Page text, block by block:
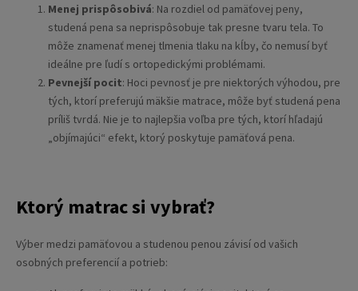
Menej prispôsobivá: Na rozdiel od pamäťovej peny,
studená pena sa neprispôsobuje tak presne tvaru tela. To
môže znamenať menej tlmenia tlaku na kĺby, čo nemusí byť
ideálne pre ľudí s ortopedickými problémami.
Pevnejší pocit: Hoci pevnosť je pre niektorých výhodou, pre
tých, ktorí preferujú mäkšie matrace, môže byť studená pena
príliš tvrdá. Nie je to najlepšia voľba pre tých, ktorí hľadajú
„objímajúci“ efekt, ktorý poskytuje pamäťová pena.
Ktorý matrac si vybrať?
Výber medzi pamäťovou a studenou penou závisí od vašich
osobných preferencií a potrieb: